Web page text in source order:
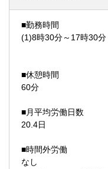
■勤務時間
(1)8時30分～17時30分
■休憩時間
60分
■月平均労働日数
20.4日
■時間外労働
なし